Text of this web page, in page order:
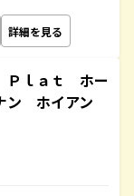
詳細を見る
ｌａｔ ホー
ホイアン